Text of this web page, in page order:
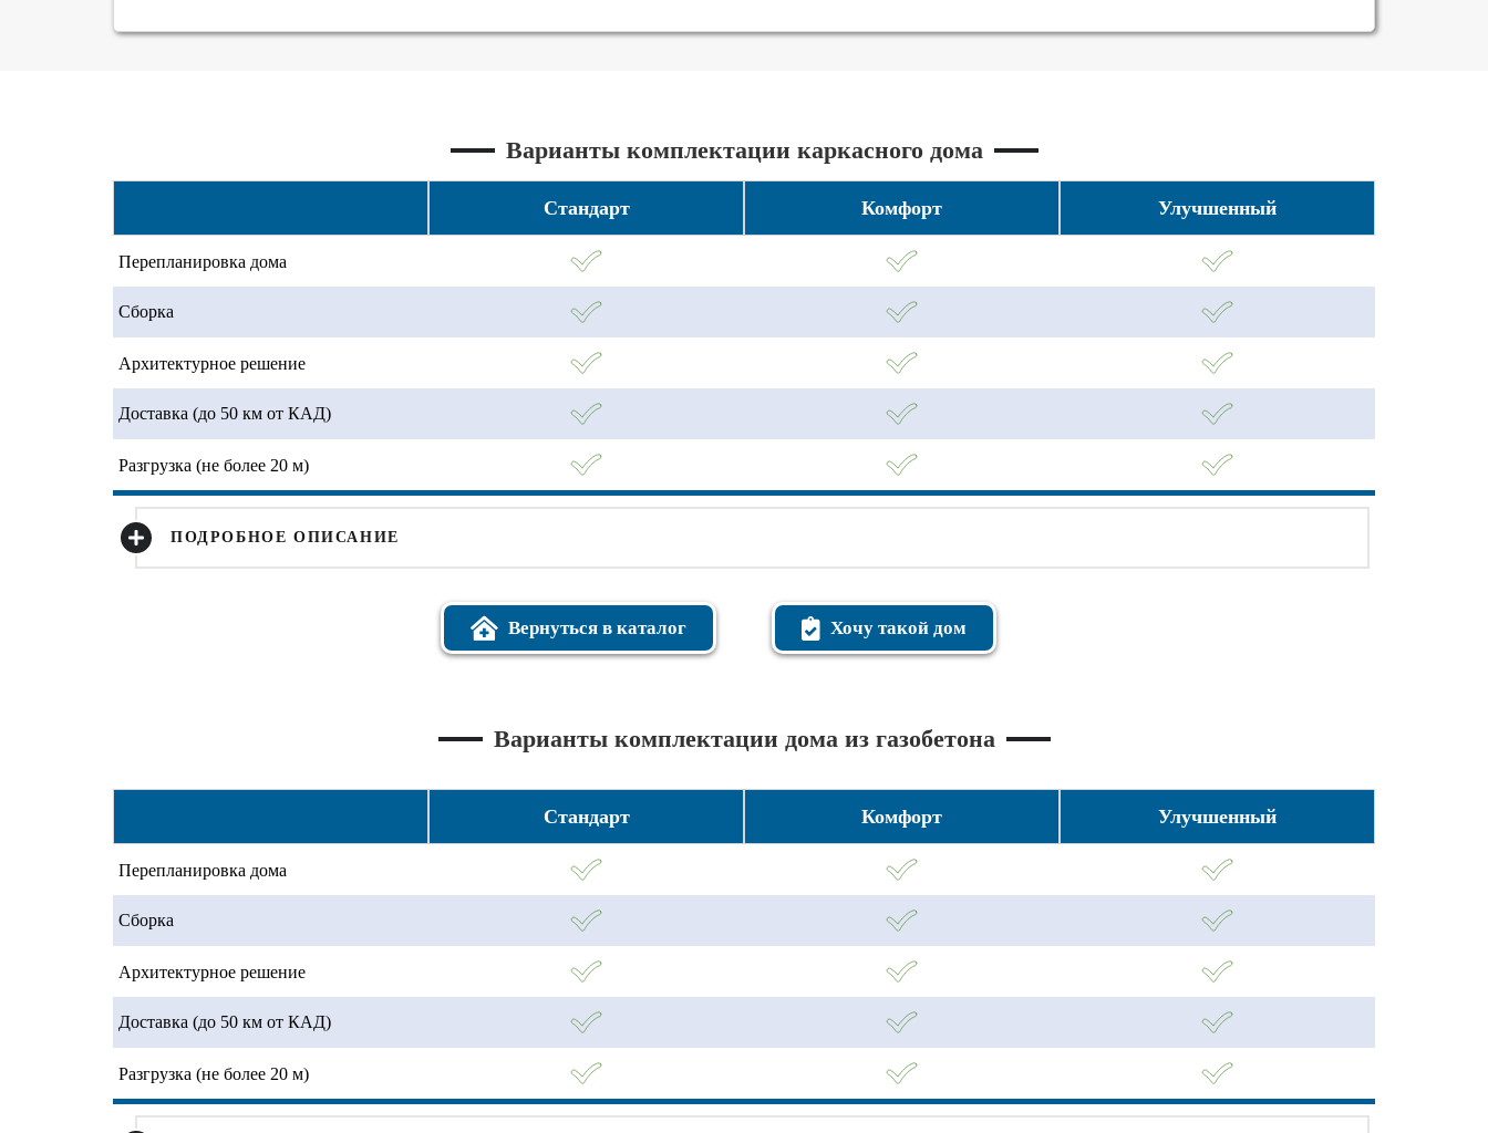
Варианты комплектации каркасного дома
Стандарт Комфорт Улучшенный
Перепланировка дома
Сборка
Архитектурное решение
Доставка (до 50 км от КАД)
Разгрузка (не более 20 м)
ПОДРОБНОЕ ОПИСАНИЕ
Вернуться в каталог Хочу такой дом
Варианты комплектации дома из газобетона
Стандарт Комфорт Улучшенный
Перепланировка дома
Сборка
Архитектурное решение
Доставка (до 50 км от КАД)
Разгрузка (не более 20 м)